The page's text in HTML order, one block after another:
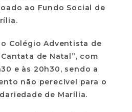
ao Fundo Social de
o Colégio Adventista de
de Natal”, com
e às 20h30, sendo a
não perecível para o
de Marília.